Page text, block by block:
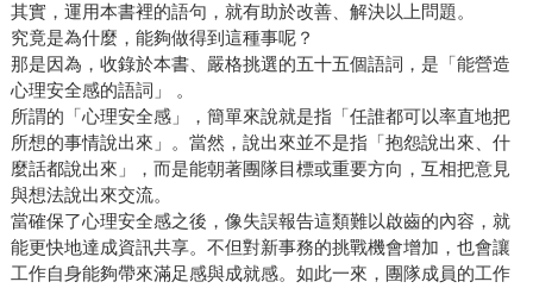
其實，運用本書裡的語句，就有助於改善、解決以上問題。
究竟是為什麼，能夠做得到這種事呢？
那是因為，收錄於本書、嚴格挑選的五十五個語詞，是「能營造
心理安全感的語詞」 。
所謂的「心理安全感」，簡單來說就是指「任誰都可以率直地把
所想的事情說出來」。當然，說出來並不是指「抱怨說出來、什
麼話都說出來」，而是能朝著團隊目標或重要方向，互相把意見
與想法說出來交流。
當確保了心理安全感之後，像失誤報告這類難以啟齒的內容，就
能更快地達成資訊共享。不但對新事務的挑戰機會增加，也會讓
工作自身能夠帶來滿足感與成就感。如此一來，團隊成員的工作